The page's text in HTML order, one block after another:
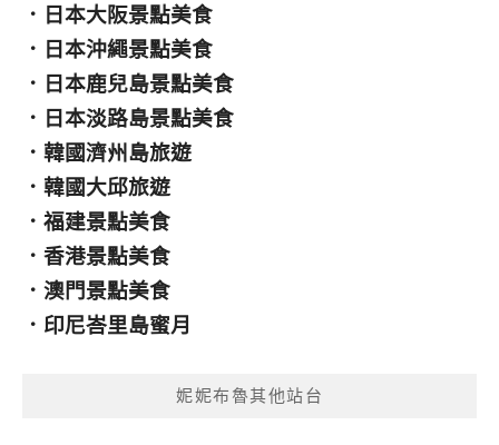
． 日本大阪景點美食
． 日本沖繩景點美食
． 日本鹿兒島景點美食
． 日本淡路島景點美食
． 韓國濟州島旅遊
． 韓國大邱旅遊
． 福建景點美食
． 香港景點美食
． 澳門景點美食
． 印尼峇里島蜜月
妮妮布魯其他站台